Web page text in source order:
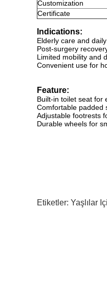
Customization
Certificate
Indications:
Elderly care and
Post-surgery
Limited mobility and
Convenient use for
Feature:
Built-in toilet seat for
Comfortable padded
Adjustable footrests
Durable wheels for
Etiketler: Yaşlılar